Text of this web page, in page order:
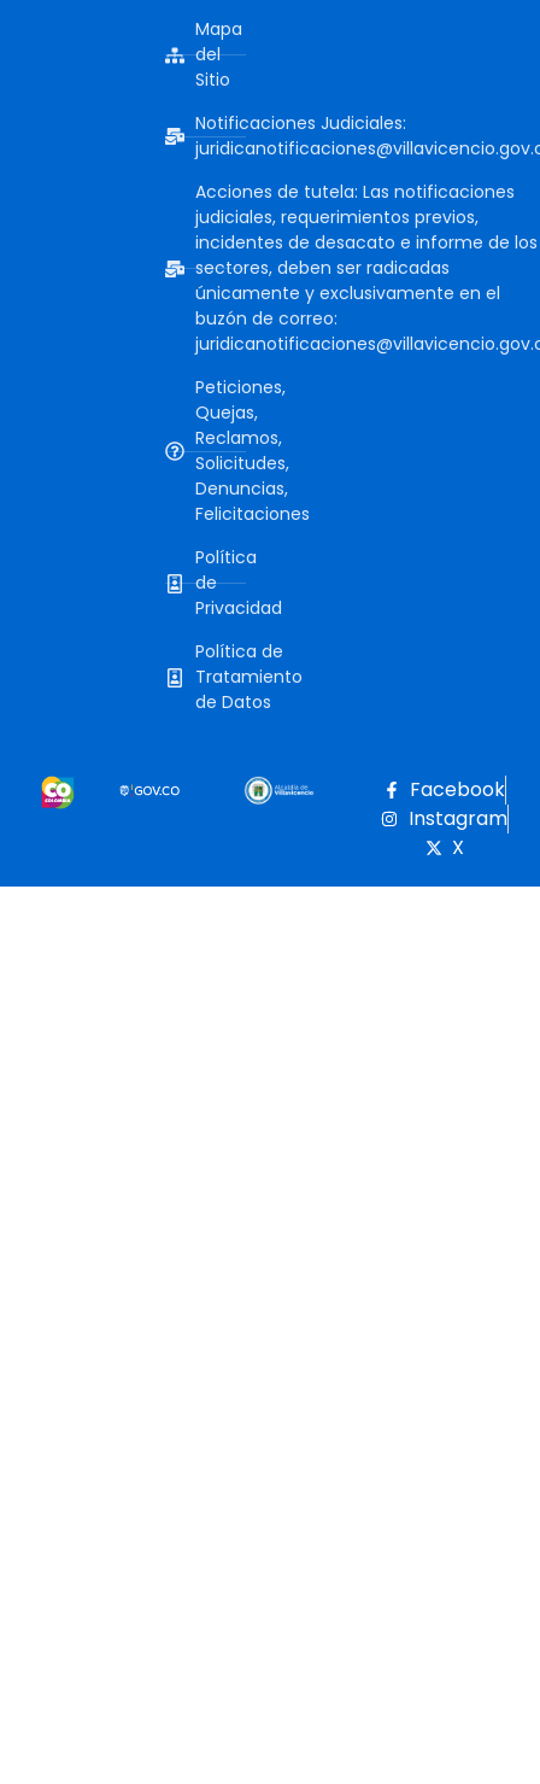
Mapa
del
Sitio
Notificaciones Judiciales:
Acciones de tutela: Las notificaciones
judiciales, requerimientos previos,
incidentes de desacato e informe de los
sectores, deben ser radicadas
únicamente y exclusivamente en el
buzón de correo:
Peticiones,
Quejas,
Reclamos,
Solicitudes,
Denuncias,
Felicitaciones
Política
de
Privacidad
Política de
Tratamiento
de Datos
Facebook
Instagram
X